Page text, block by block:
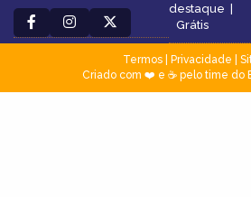
destaque
Grátis
Termos| Privacidade
Criado com ❤️ e ☕ pelo time do